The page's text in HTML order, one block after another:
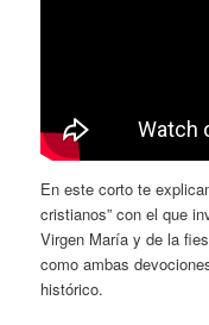
En este corto te
cristianos” con el que
Virgen María y de la
como ambas
histórico.